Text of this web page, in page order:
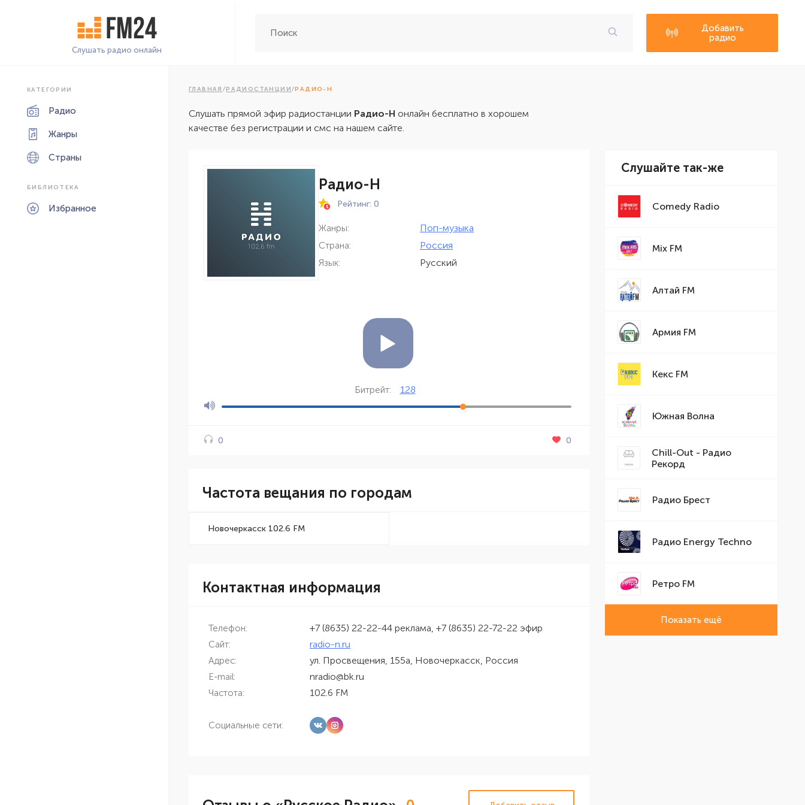
Слушать радио онлайн
Добавить
радио
КАТЕГОРИИ
Радио
Жанры
Страны
БИБЛИОТЕКА
Избранное
ГЛАВНАЯ /РАДИОСТАНЦИИ/РАДИО-Н
Слушать прямой эфир радиостанции Радио-Н онлайн бесплатно в хорошем
качестве без регистрации и смс на нашем сайте.
Радио-Н
Рейтинг: 0
Жанры: Поп-музыка
Страна: Россия
Язык: Русский
Битрейт: 128
0 0
Частота вещания по городам
Новочеркасск 102.6 FM
Контактная информация
Телефон: +7 (8635) 22-22-44 реклама, +7 (8635) 22-72-22 эфир
Сайт: radio-n.ru
Адрес: ул. Просвещения, 155а, Новочеркасск, Россия
E-mail: nradio@bk.ru
Частота: 102.6 FM
Социальные сети:
Слушайте так-же
Comedy Radio
Mix FM
Алтай FM
Армия FM
Кекс FM
Южная Волна
Chill-Out - Радио
Рекорд
Радио Брест
Радио Energy Techno
Ретро FM
Показать ещё